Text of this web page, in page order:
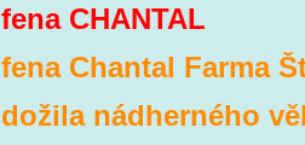
fena
fena Chantal Farma
dožila nádherného